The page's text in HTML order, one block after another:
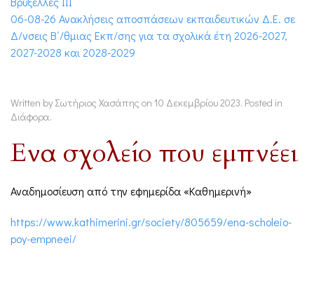
06-08-26 Ανακλήσεις αποσπάσεων εκπαιδευτικών Δ.Ε. σε
Δ/νσεις Β΄/θμιας Εκπ/σης για τα σχολικά έτη 2026-2027,
2027-2028 και 2028-2029
Written by Σωτήριος Χασάπης on 10 Δεκεμβρίου 2023. Posted in
Διάφορα.
Ενα σχολείο που εμπνέει
Αναδημοσίευση από την εφημερίδα «Καθημερινή»
https://www.kathimerini.gr/society/805659/ena-scholeio-
poy-empneei/